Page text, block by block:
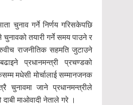
चुनाव गर्ने निर्णय गरिसकेपछि
चुनावको तयारी गर्ने समय पाउने र
राजनीतिक सहमति जुटाउने
प्रधानमन्त्री प्रचण्डको
मधेसी मोर्चालाई सम्मानजनक
चुनावमा जाने प्रधानमन्त्रीले
दाबी माओवादी नेताले गरे ।